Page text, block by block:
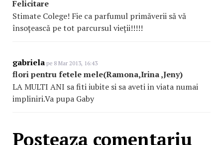
Felicitare
Stimate Colege! Fie ca parfumul primăverii să vă
însoțească pe tot parcursul vieții!!!!!
gabriela pe 8 Mar 2013, 16:43
flori pentru fetele mele(Ramona,Irina ,Jeny)
LA MULTI ANI sa fiti iubite si sa aveti in viata numai
impliniri.Va pupa Gaby
Posteaza comentariu